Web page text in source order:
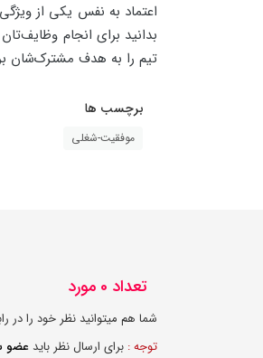
اعتماد به نفس یکی از
بدانید برای انجام
تیم را به هدف مشترک‌شان
برچسب ها
موفقیت-شغلی
تعداد 0 مورد
شما هم میتوانید نظر خود را در
توجه : برای ارسال نظر باید عضو